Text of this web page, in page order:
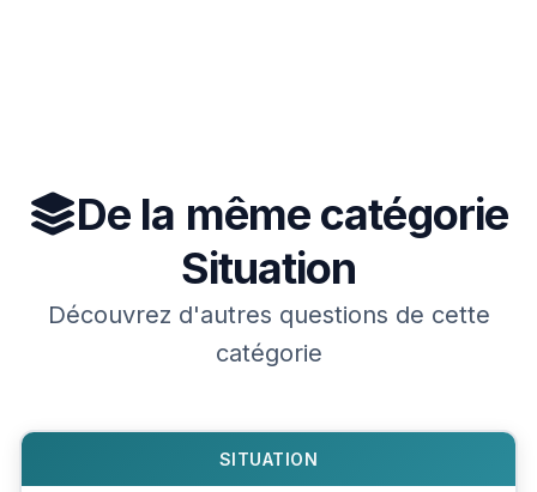
De la même catégorie
Situation
Découvrez d'autres questions de cette
catégorie
SITUATION